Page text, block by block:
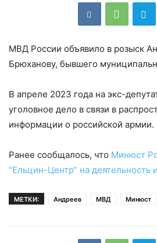
МВД России объявило в розыск
Брюханову, бывшего
В апреле 2023 года на экс-
уголовное дело в связи в
информации о российской армии.
Ранее сообщалось, что Минюст
“Ельцин-Центр” на деятельность
МЕТКИ: Андреев МВД Минюст